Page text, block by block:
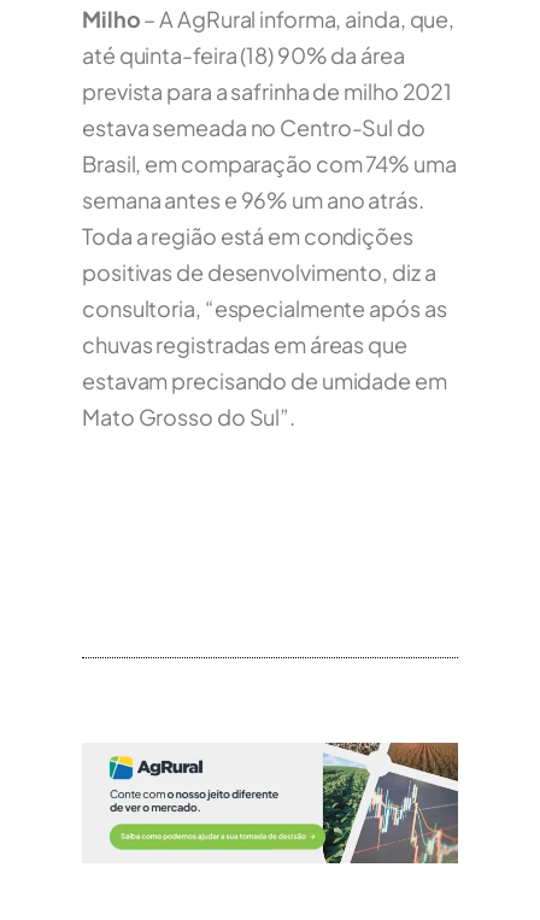
Milho– A AgRural informa, ainda, que,
até quinta-feira (18) 90% da área
prevista para a safrinha de milho 2021
estava semeada no Centro-Sul do
Brasil, em comparação com 74% uma
semana antes e 96% um ano atrás.
Toda a região está em condições
positivas de desenvolvimento, diz a
consultoria, “especialmente após as
chuvas registradas em áreas que
estavam precisando de umidade em
Mato Grosso do Sul”.